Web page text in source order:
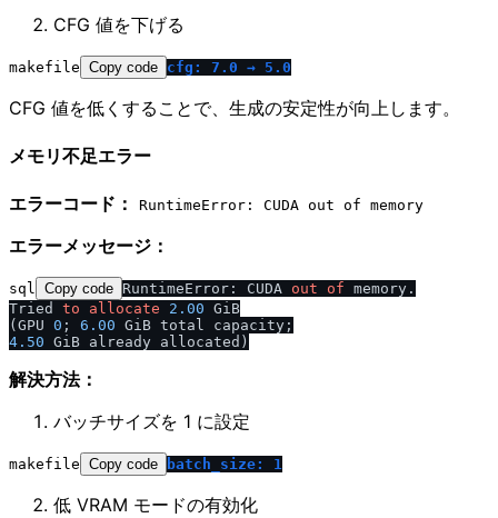
CFG 値を下げる
makefile Copy code cfg: 7.0 → 5.0
CFG 値を低くすることで、生成の安定性が向上します。
メモリ不足エラー
エラーコード： RuntimeError: CUDA out of memory
エラーメッセージ：
sql Copy code RuntimeError: CUDA out of memory.
Tried to allocate 2.00 GiB
(GPU 0 ; 6.00
4.50
解決方法：
バッチサイズを 1 に設定
makefile Copy code batch_size: 1
低 VRAM モードの有効化